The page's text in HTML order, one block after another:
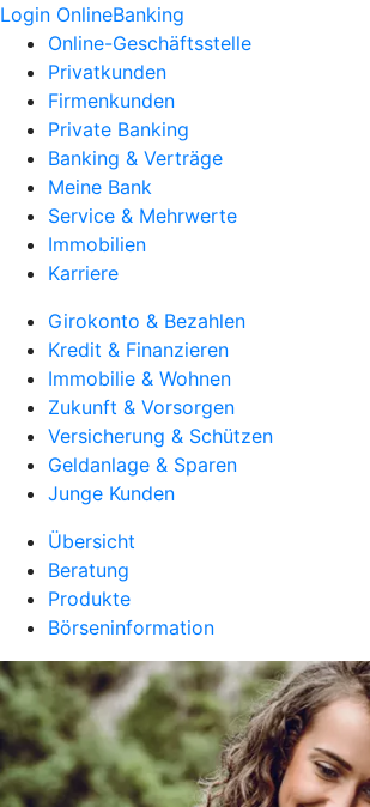
Login OnlineBanking
Online-Geschäftsstelle
Privatkunden
Firmenkunden
Private Banking
Banking & Verträge
Meine Bank
Service & Mehrwerte
Immobilien
Karriere
Girokonto & Bezahlen
Kredit & Finanzieren
Immobilie & Wohnen
Zukunft & Vorsorgen
Versicherung & Schützen
Geldanlage & Sparen
Junge Kunden
Übersicht
Beratung
Produkte
Börseninformation